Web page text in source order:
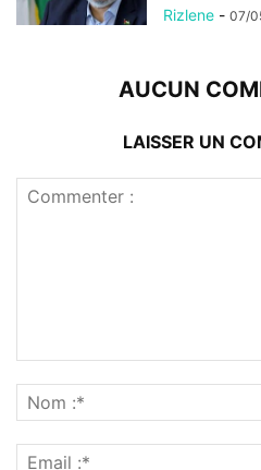
Rizlene - 07/
AUCUN
LAISSER UN